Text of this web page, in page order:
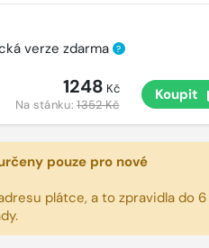
verze zdarma ?
1248 Kč
Na stánku:1352 Kč
Koupit
pouze pro nové
plátce, a to zpravidla do 6